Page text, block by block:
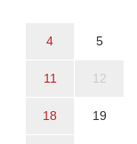
4 5
11 12
18 19